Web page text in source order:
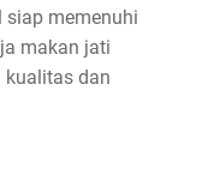
siap memenuhi
makan jati
dan